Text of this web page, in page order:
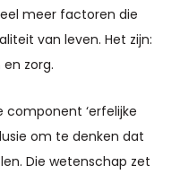
meer factoren die
van leven. Het zijn:
zorg.
component ‘erfelijke
om te denken dat
Die wetenschap zet